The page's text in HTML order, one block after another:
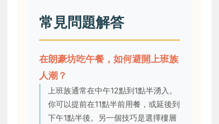
常見問題解答
在朗豪坊吃午餐，如何避開上班族
人潮？
上班族通常在中午12點到1點半湧入。
你可以提前在11點半前用餐，或延後到
下午1點半後。另一個技巧是選擇樓層